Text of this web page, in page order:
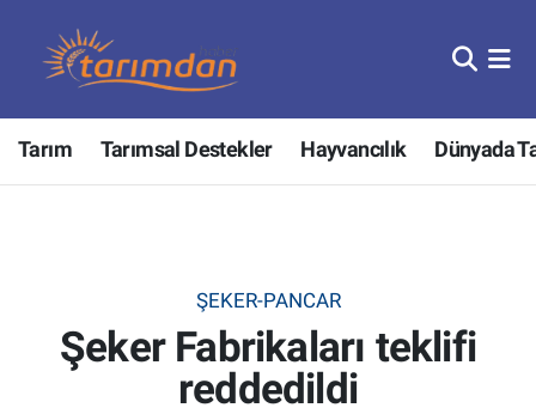
Tarım Tarımsal Destekler Hayvancılık Dünyada
ŞEKER-PANCAR
Şeker Fabrikaları teklifi
reddedildi
Tarım
Hayvancılık
Tarımsal Destekler
Tarım Bakanlığı
Nöbetçi Eczaneler
Hava Durumu
Tüm Manşetler
Son Dakika Haberleri